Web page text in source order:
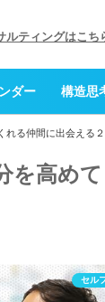
ルティングはこち
ダー 構造思
れる仲間に出会える
を高め
セル